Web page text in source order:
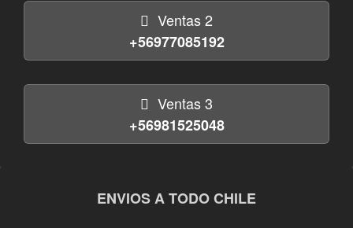
Ventas 2
+56977085192
Ventas 3
+56981525048
ENVIOS A TODO CHILE